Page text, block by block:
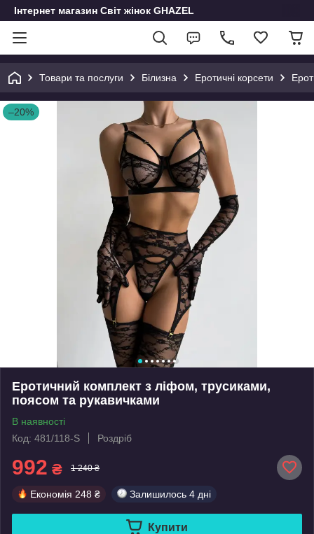
Інтернет магазин Світ жінок GHAZEL
Товари та послуги Білизна Еротичні корсети
–20%
Еротичний комплект з ліфом, трусиками,
поясом та рукавичками
В наявності
Код: 481/118-S
Роздріб
992 ₴ 1 240 ₴
Економія 248 ₴ Залишилось 4 дні
Купити